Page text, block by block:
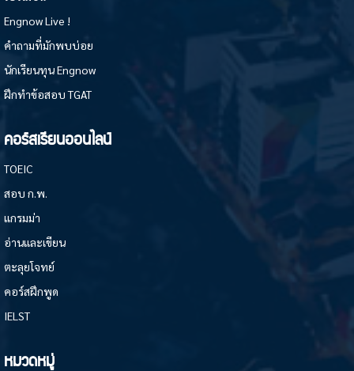
Engnow Live !
คำถามที่มักพบบ่อย
นักเรียนทุน Engnow
ฝึกทำข้อสอบ TGAT
คอร์สเรียนออนไลน์
TOEIC
สอบ ก.พ.
แกรมม่า
อ่านและเขียน
ตะลุยโจทย์
คอร์สฝึกพูด
IELST
หมวดหมู่